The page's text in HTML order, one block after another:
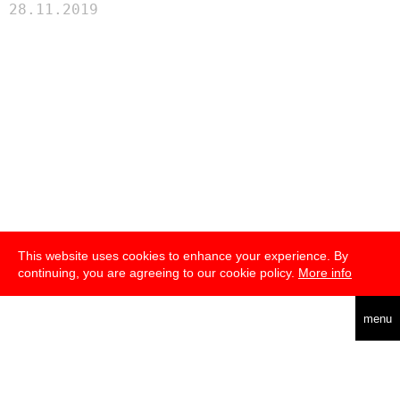
This website uses cookies to enhance your experience. By
continuing, you are agreeing to our cookie policy. More info
menu
28.11.2019